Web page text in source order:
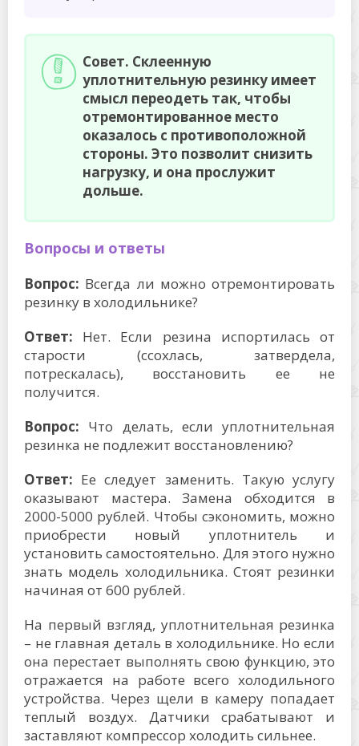
Совет. Склеенную
уплотнительную резинку имеет
смысл переодеть так, чтобы
отремонтированное место
оказалось с противоположной
стороны. Это позволит снизить
нагрузку, и она прослужит
дольше.
Вопросы и ответы
Вопрос: Всегда ли можно отремонтировать
резинку в холодильнике?
Ответ: Нет. Если резина испортилась от
старости (ссохлась, затвердела,
потрескалась), восстановить ее не
получится.
Вопрос: Что делать, если уплотнительная
резинка не подлежит восстановлению?
Ответ: Ее следует заменить. Такую услугу
оказывают мастера. Замена обходится в
2000-5000 рублей. Чтобы сэкономить, можно
приобрести новый уплотнитель и
установить самостоятельно. Для этого нужно
знать модель холодильника. Стоят резинки
начиная от 600 рублей.
На первый взгляд, уплотнительная резинка
– не главная деталь в холодильнике. Но если
она перестает выполнять свою функцию, это
отражается на работе всего холодильного
устройства. Через щели в камеру попадает
теплый воздух. Датчики срабатывают и
заставляют компрессор холодить сильнее.